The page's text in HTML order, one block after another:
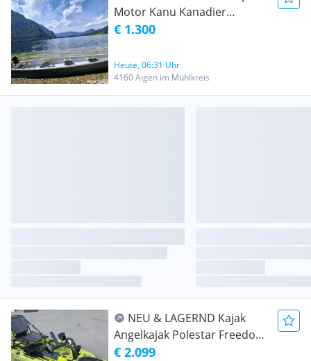
Motor Kanu Kanadier
Canadier 4 - 5 Personen
Ruderboot Kajak Motorboot
Motorkanu mit Motorspiegel
€ 1.300
Heute, 06:31 Uhr
4160 Aigen im Mühlkreis
NEU & LAGERND Kajak
Angelkajak Polestar Freedom
10.08 PRO Sulfur inkl.
€ 2.099